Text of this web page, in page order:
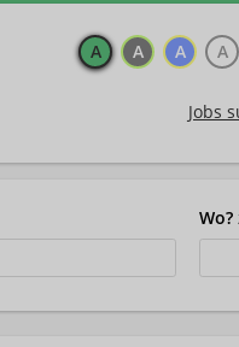
A A A A
Jobs
Wo?